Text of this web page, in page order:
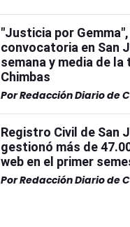
"Justicia por
convocatoria en San
semana y media de la
Chimbas
PorRedacción Diario de
Registro Civil de San
gestionó más de
web en el primer
PorRedacción Diario de